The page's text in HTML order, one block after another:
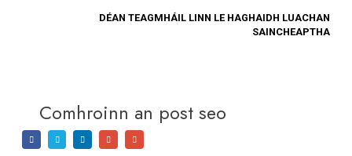
DÉAN TEAGMHÁIL LINN LE HAGHAIDH LUACHAN
SAINCHEAPTHA
Comhroinn an post seo